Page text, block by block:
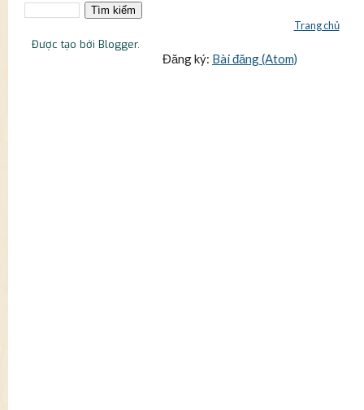
Được tạo bởi Blogger.
Trang chủ
Đăng ký: Bài đăng (Atom)